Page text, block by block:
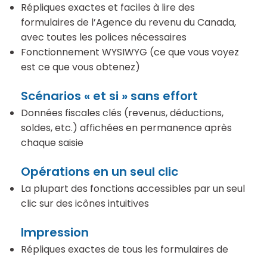
Répliques exactes et faciles à lire des
formulaires de l’Agence du revenu du Canada,
avec toutes les polices nécessaires
Fonctionnement WYSIWYG (ce que vous voyez
est ce que vous obtenez)
Scénarios « et si » sans effort
Données fiscales clés (revenus, déductions,
soldes, etc.) affichées en permanence après
chaque saisie
Opérations en un seul clic
La plupart des fonctions accessibles par un seul
clic sur des icônes intuitives
Impression
Répliques exactes de tous les formulaires de